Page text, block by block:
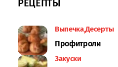
РЕЦЕПТЫ
Выпечка Десерты
Профитроли
Закуски